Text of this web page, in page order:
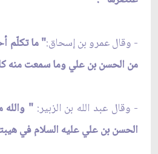
- وقال عمرو بن إسحاق:" ما تكلّم
من الحسن بن علي وما سمعت
- وقال عبد الله بن الزبير: "
الحسن بن علي عليه السلام في